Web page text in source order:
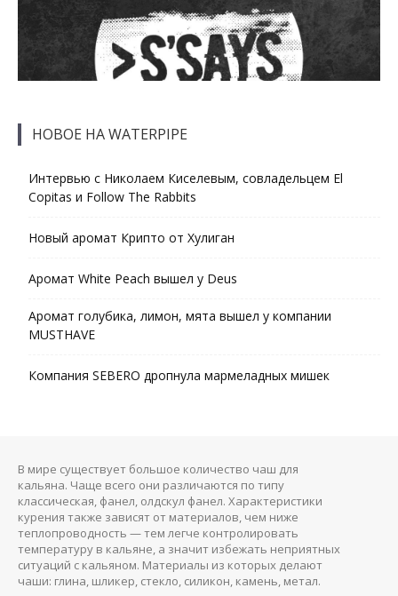
НОВОЕ НА WATERPIPE
Интервью с Николаем Киселевым, совладельцем El
Copitas и Follow The Rabbits
Новый аромат Крипто от Хулиган
Аромат White Peach вышел у Deus
Аромат голубика, лимон, мята вышел у компании
MUSTHAVE
Компания SEBERO дропнула мармеладных мишек
В мире существует большое количество чаш для
кальяна. Чаще всего они различаются по типу
классическая, фанел, олдскул фанел. Характеристики
курения также зависят от материалов, чем ниже
теплопроводность — тем легче контролировать
температуру в кальяне, а значит избежать неприятных
ситуаций с кальяном. Материалы из которых делают
чаши: глина, шликер, стекло, силикон, камень, метал.